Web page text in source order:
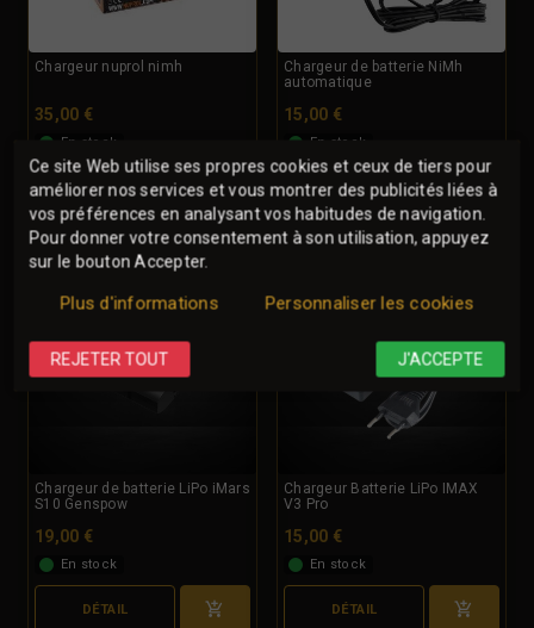
Chargeur nuprol nimh
35,00 €
En stock
DÉTAIL
Chargeur de batterie NiMh
automatique
15,00 €
En stock
DÉTAIL
Chargeur de batterie LiPo iMars
S10 Genspow
19,00 €
En stock
DÉTAIL
Chargeur Batterie LiPo IMAX
V3 Pro
15,00 €
En stock
DÉTAIL
Ce site Web utilise ses propres cookies et ceux de tiers pour
améliorer nos services et vous montrer des publicités liées à
vos préférences en analysant vos habitudes de navigation.
Pour donner votre consentement à son utilisation, appuyez
sur le bouton Accepter.
Plus d'informations Personnaliser les cookies
REJETER TOUT J'ACCEPTE